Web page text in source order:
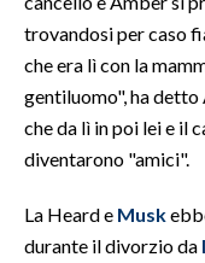
trovandosi per caso
che era lì con la
gentiluomo", ha detto
che da lì in poi lei e il
diventarono "amici".
La Heard e Musk
durante il divorzio da